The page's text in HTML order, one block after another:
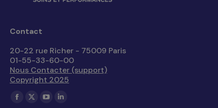
Contact
20-22 rue Richer - 75009 Paris
01-55-33-60-00
Nous Contacter (support)
Copyright 2025
Trouvez nous sur :
La
La
La
La